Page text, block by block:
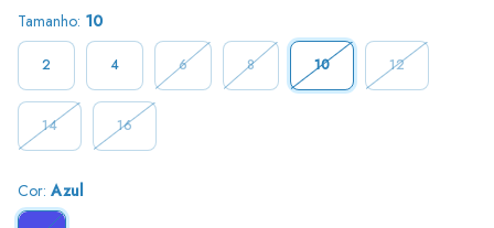
Tamanho: 10
2 4 6 8 10 12
14 16
Cor: Azul